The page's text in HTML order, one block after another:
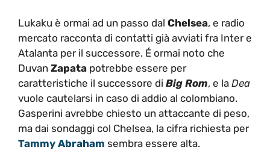
Lukaku è ormai ad un passo dal Chelsea, e radio
mercato racconta di contatti già avviati fra Inter e
Atalanta per il successore. É ormai noto che
Duvan Zapata potrebbe essere per
caratteristiche il successore di Big Rom, e la Dea
vuole cautelarsi in caso di addio al colombiano.
Gasperini avrebbe chiesto un attaccante di peso,
ma dai sondaggi col Chelsea, la cifra richiesta per
Tammy Abraham sembra essere alta.